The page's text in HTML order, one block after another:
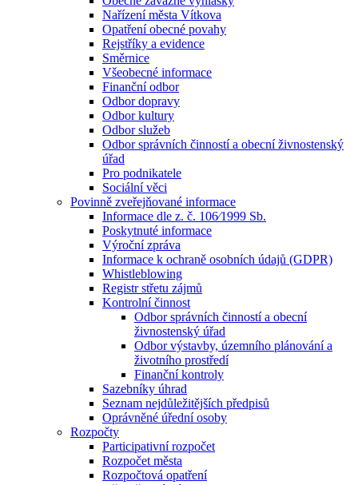
Nařízení města Vítkova
Opatření obecné povahy
Rejstříky a evidence
Směrnice
Všeobecné informace
Finanční odbor
Odbor dopravy
Odbor kultury
Odbor služeb
Odbor správních činností a obecní živnostenský
úřad
Pro podnikatele
Sociální věci
Povinně zveřejňované informace
Informace dle z. č. 106⁄1999 Sb.
Poskytnuté informace
Výroční zpráva
Informace k ochraně osobních údajů (GDPR)
Whistleblowing
Registr střetu zájmů
Kontrolní činnost
Odbor správních činností a obecní
živnostenský úřad
Odbor výstavby, územního plánování a
životního prostředí
Finanční kontroly
Sazebníky úhrad
Seznam nejdůležitějších předpisů
Oprávněné úřední osoby
Rozpočty
Participativní rozpočet
Rozpočet města
Rozpočtová opatření